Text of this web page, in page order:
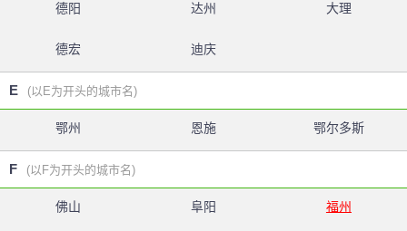
德阳 达州 大理
德宏 迪庆
E (以E为开头的城市名)
鄂州 恩施 鄂尔多斯
F (以F为开头的城市名)
佛山 阜阳 福州